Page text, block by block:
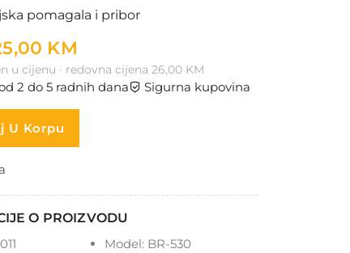
pomagala i pribor
KM
u cijenu · redovna cijena 26,00 KM
2 do 5 radnih dana Sigurna kupovina
U Korpu
O PROIZVODU
Model:BR-530